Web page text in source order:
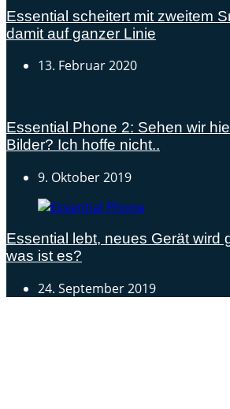
Essential scheitert mit zweitem
damit auf ganzer Linie
13. Februar 2020
Essential Phone 2: Sehen wir
Bilder? Ich hoffe nicht..
9. Oktober 2019
Essential lebt, neues Gerät wird
was ist es?
24. September 2019